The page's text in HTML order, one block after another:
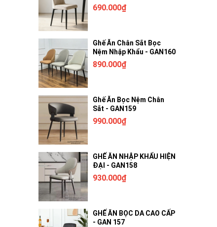
690.000₫
Ghế Ăn Chân Sắt Bọc
Nệm Nhập Khẩu - GAN160
890.000₫
Ghế Ăn Bọc Nệm Chân
Sắt - GAN159
990.000₫
GHẾ ĂN NHẬP KHẨU HIỆN
ĐẠI - GAN158
930.000₫
GHẾ ĂN BỌC DA CAO CẤP
- GAN 157